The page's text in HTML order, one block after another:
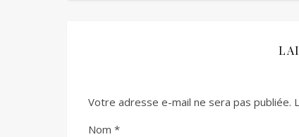
Votre adresse e-mail ne sera pas publiée.
Nom *